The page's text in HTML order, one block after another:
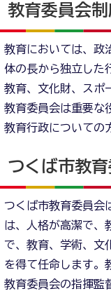
教育委員会制
教育においては、政
体の長から独立した
教育、文化財、スポ
教育委員会は重要な
教育行政についての
つくば市教
つくば市教育委員会
は、人格が高潔で、
で、教育、学術、文
を得て任命します。
教育委員会の指揮監